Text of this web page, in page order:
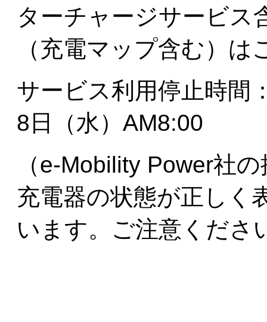
ターチャージサービス
（充電マップ含む）
サービス利用停止時間
8日（水）AM8:00
（e-Mobility Power社
充電器の状態が正しく
います。ご注意くださ